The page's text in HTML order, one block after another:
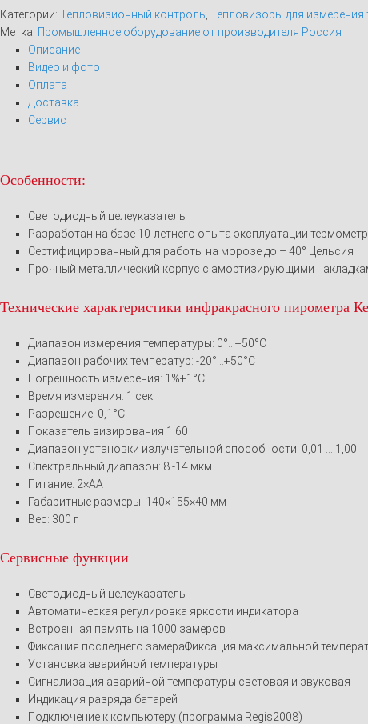
Категории: Тепловизионный контроль Тепловизоры для измерения
Метка: Промышленное оборудование от производителя Россия
Описание
Видео и фото
Оплата
Доставка
Сервис
Особенности:
Светодиодный целеуказатель
Разработан на базе 10-летнего опыта эксплуатации
Сертифицированный для работы на морозе до – 40° Цельсия
Прочный металлический корпус с амортизирующими
Технические характеристики инфракрасного пирометра
Диапазон измерения температуры: 0°…+50°С
Диапазон рабочих температур: -20°…+50°С
Погрешность измерения: 1%+1°С
Время измерения: 1 сек
Разрешение: 0,1°С
Показатель визирования 1:60
Диапазон установки излучательной способности: 0,01 … 1,00
Спектральный диапазон: 8 -14 мкм
Питание: 2×AA
Габаритные размеры: 140×155×40 мм
Вес: 300 г
Сервисные функции
Светодиодный целеуказатель
Автоматическая регулировка яркости индикатора
Встроенная память на 1000 замеров
Фиксация последнего замераФиксация максимальной
Установка аварийной температуры
Сигнализация аварийной температуры световая и звуковая
Индикация разряда батарей
Подключение к компьютеру (программа Regis2008)